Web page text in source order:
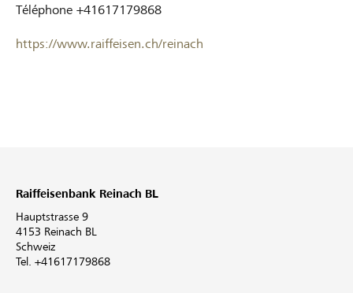
Téléphone +41617179868
https://www.raiffeisen.ch/reinach
Raiffeisenbank Reinach BL
Hauptstrasse 9
4153 Reinach BL
Schweiz
Tel. +41617179868